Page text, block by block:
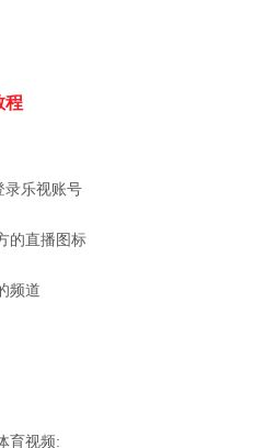
程
录乐视账号
的直播图标
频道
育视频: